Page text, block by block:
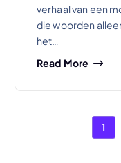
verhaal van een
die woorden
het…
Read More
1